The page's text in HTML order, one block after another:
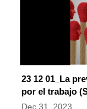
23 12 01_La
por el trabajo
e intervención
Dec 31, 2023